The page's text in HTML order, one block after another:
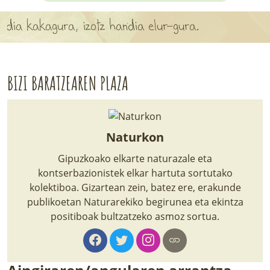
APARTEN MAPA
LURRERAKO BIDE LAGUN
HASI NAHI AL DUZU? 8 URRATS
BIZI BARATZEA LIBURUA
SENDABELARRAK
ETXEKO LANDAREAK
LANDAREPEDIA
ALBISTEAK
izotz handia elur-gura.
BIZI BARATZEAREN PLAZA
Naturkon
Gipuzkoako elkarte naturazale eta
kontserbazionistek elkar hartuta sortutako
kolektiboa. Gizartean zein, batez ere, erakunde
publikoetan Naturarekiko begirunea eta ekintza
positiboak bultzatzeko asmoz sortua.